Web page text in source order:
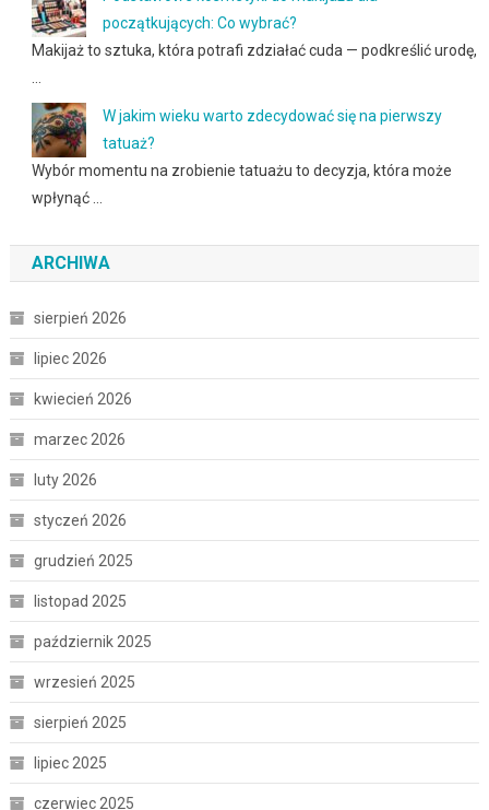
początkujących: Co wybrać?
Makijaż to sztuka, która potrafi zdziałać cuda — podkreślić urodę,
W jakim wieku warto zdecydować się na pierwszy
tatuaż?
Wybór momentu na zrobienie tatuażu to decyzja, która może
wpłynąć …
ARCHIWA
sierpień 2026
lipiec 2026
kwiecień 2026
marzec 2026
luty 2026
styczeń 2026
grudzień 2025
listopad 2025
październik 2025
wrzesień 2025
sierpień 2025
lipiec 2025
czerwiec 2025